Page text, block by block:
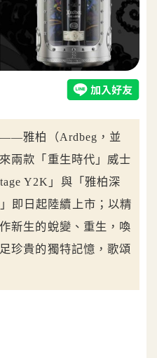
雅柏（Ardbeg，並
兩款「重生時代」威士
Y2K」與「雅柏深
即日起陸續上市；以精
新生的蛻變、重生，喚
珍貴的獨特記憶，歌頌